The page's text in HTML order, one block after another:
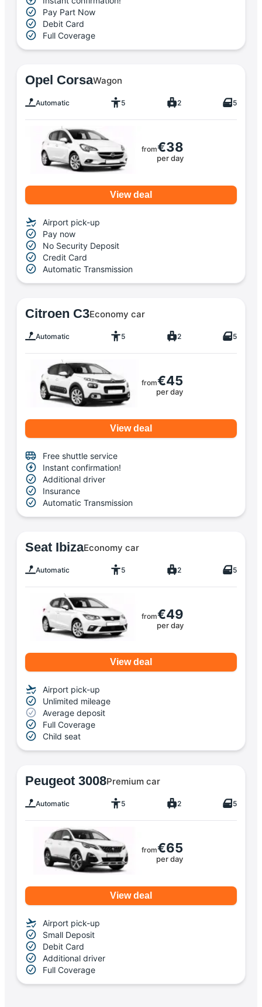
Pay Part Now
Debit Card
Full Coverage
Opel CorsaWagon
Automatic 5 2 5
from€38
per day
View deal
Airport pick-up
Pay now
No Security Deposit
Credit Card
Automatic Transmission
Citroen C3Economy car
Automatic 5 2 5
from€45
per day
View deal
Free shuttle service
Instant confirmation!
Additional driver
Insurance
Automatic Transmission
Seat IbizaEconomy car
Automatic 5 2 5
from€49
per day
View deal
Airport pick-up
Unlimited mileage
Average deposit
Full Coverage
Child seat
Peugeot 3008Premium car
Automatic 5 2 5
from€65
per day
View deal
Airport pick-up
Small Deposit
Debit Card
Additional driver
Full Coverage